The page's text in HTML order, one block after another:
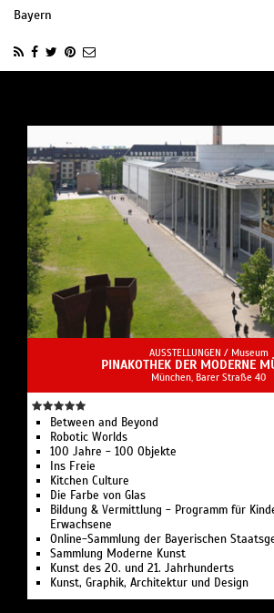
Bayern
AUSSTELLUNGEN / Museum
PINAKOTHEK DER MODERNE
München, Barer Straße 40
Between and Beyond
Robotic Worlds
100 Jahre - 100 Objekte
Ins Freie
Kitchen Culture
Die Farbe von Glas
Bildung & Vermittlung - Programm für
Erwachsene
Online-Sammlung der Bayerischen
Sammlung Moderne Kunst
Kunst des 20. und 21. Jahrhunderts
Kunst, Graphik, Architektur und Design